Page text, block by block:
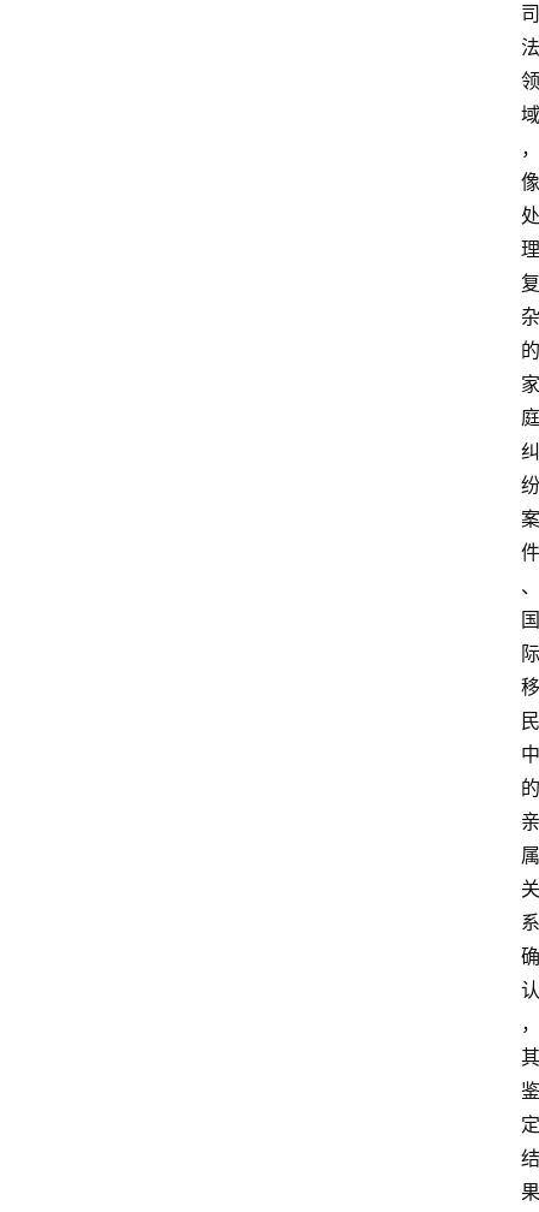
司
法
领
域
，
像
处
理
复
杂
的
家
庭
纠
纷
案
件
、
国
际
移
民
中
的
亲
属
关
系
确
认
，
其
鉴
定
结
果